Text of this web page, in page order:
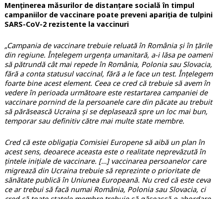
Menținerea măsurilor de distanțare socială în timpul
campaniilor de vaccinare poate preveni apariția de tulpini
SARS-CoV-2 rezistente la vaccinuri
„Campania de vaccinare trebuie reluată în România și în țările
din regiune. Înțelegem urgența umanitară, a-i lăsa pe oameni
să pătrundă cât mai repede în România, Polonia sau Slovacia,
fără a conta statusul vaccinal, fără a le face un test. Înțelegem
foarte bine acest element. Ceea ce cred că trebuie să avem în
vedere în perioada următoare este restartarea campaniei de
vaccinare pornind de la persoanele care din păcate au trebuit
să părăsească Ucraina și se deplasează spre un loc mai bun,
temporar sau definitiv către mai multe state membre.
Cred că este obligația Comisiei Europene să aibă un plan în
acest sens, deoarece aceasta este o realitate neprevăzută în
țintele inițiale de vaccinare. […]vaccinarea persoanelor care
migrează din Ucraina trebuie să reprezinte o prioritate de
sănătate publică în Uniunea Europeană. Nu cred că este ceva
ce ar trebui să facă numai România, Polonia sau Slovacia, ci